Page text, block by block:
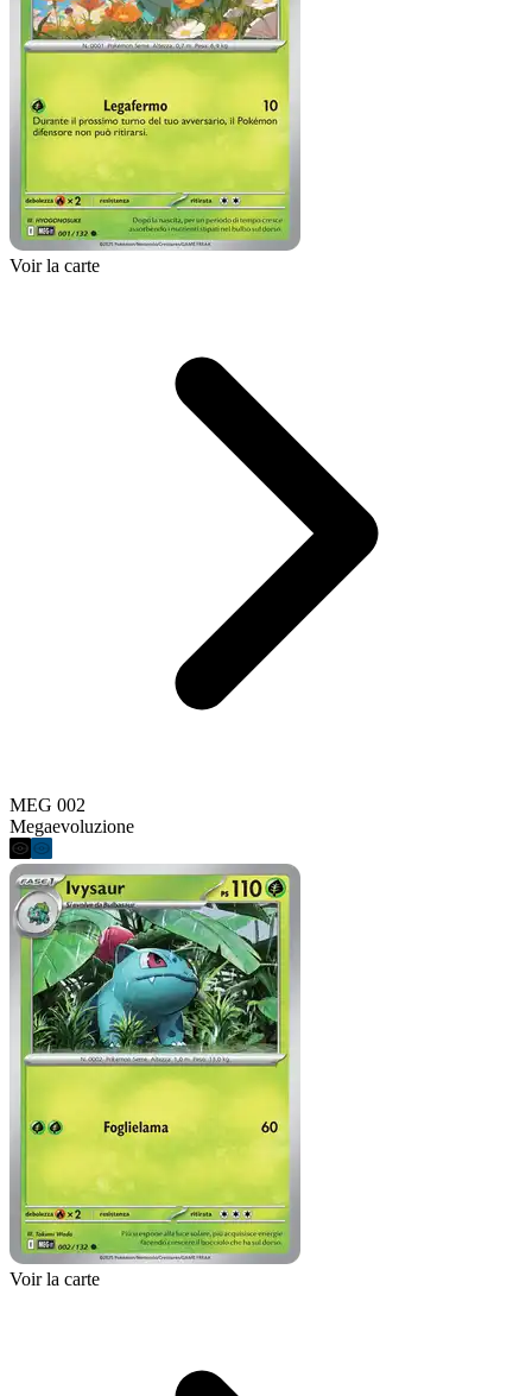
Voir la carte
MEG 002
Megaevoluzione
Voir la carte